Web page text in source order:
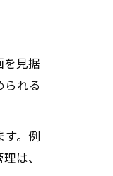
見据
れる
。例
は、